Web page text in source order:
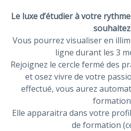
Le luxe d’étudier à votre
Vous pourrez visualiser en
ligne durant les 3
Rejoignez le cercle fermé des
et osez vivre de votre
effectué, vous aurez
Elle apparaitra dans votre
de formation